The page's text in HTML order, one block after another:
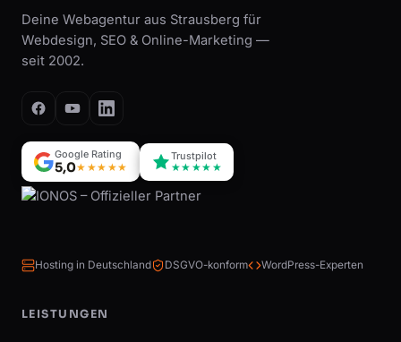
Deine Webagentur aus Strausberg für
Webdesign, SEO & Online-Marketing —
seit 2002.
Google Rating
5,0★★★★★
Trustpilot
★★★★★
Hosting in Deutschland DSGVO-konform WordPress-Experten
LEISTUNGEN